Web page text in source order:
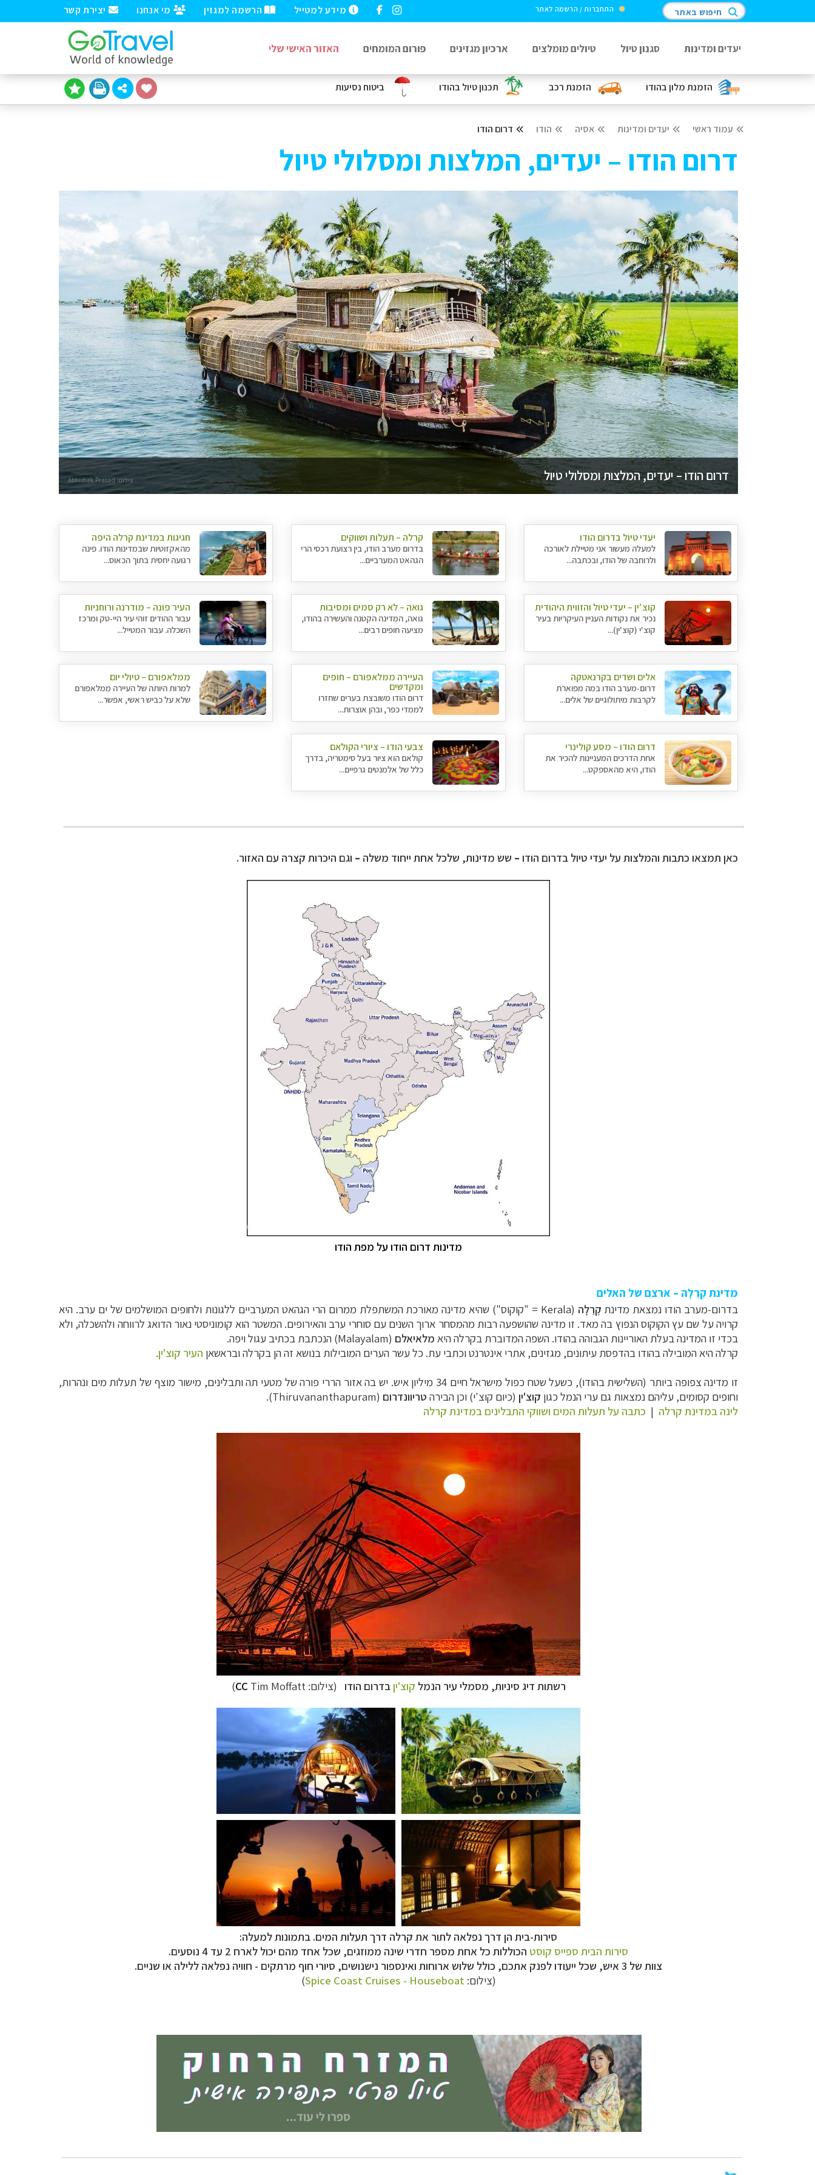
הזמנת מלוןבהודו הזמנת רכב תכנון טיול בהודו ביטוח נסיעות
יצירת קשר מי אנחנו הרשמה למגזין מידע למטייל התחברות / הרשמה לאתר חיפוש באתר
יעדים ומדינות סגנון טיול טיולים מומלצים ארכיון מגזינים פורום המומחים האזור האישי שלי
עמוד ראשי יעדים ומדינות אסיה הודו דרום הודו
דרום הודו – יעדים, המלצות ומסלולי טיול
דרום הודו – יעדים, המלצות ומסלולי טיול צילום: Abhishek Prasad
יעדי טיול בדרום הודו
למעלה מעשור אני מטיילת לאורכה
ולרוחבה של הודו, ובכתבה...
קרלה – תעלות ושווקים
בדרום מערב הודו, בין רצועת רכסי הרי
הגהאט המערביים...
חגיגות במדינת קרלה היפה
מהאקזוטיות שבמדינות הודו. פינה
רגועה יחסית בתוך הכאוס...
קוצ′ין – יעדי טיול והזווית היהודית
נכיר את נקודות העניין העיקריות בעיר
קוצ'י (קוצ'ין)...
גואה – לא רק סמים ומסיבות
גואה, המדינה הקטנה והעשירה בהודו,
מציעה חופים רבים...
העיר פונה – מודרנה ורוחניות
עבור ההודים זוהי עיר היי-טק ומרכז
השכלה. עבור המטייל...
אלים ושדים בקרנאטקה
דרום-מערב הודו במה מפוארת
לקרבות מיתולוגיים של אלים...
העיירה ממלאפורם – חופים
ומקדשים
דרום הודו משובצת בערים שחזרו
לממדי כפר, ובהן אוצרות...
ממלאפורם – טיולי יום
למרות היותה של העיירה ממלאפורם
שלא על כביש ראשי, אפשר...
דרום הודו – מסע קולינרי
אחת הדרכים המעניינות להכיר את
הודו, היא מהאספקט...
צבעי הודו – ציורי הקולאם
קולאם הוא ציור בעל סימטריה, בדרך
כלל של אלמנטים גרפיים...
כאן תמצאו כתבות והמלצות על יעדי טיול בדרום הודו – שש מדינות, שלכל אחת ייחוד משלה – וגם היכרות קצרה עם האזור.
מדינות דרום הודו על מפת הודו
מדינת קֶרַלָה – ארצם של האלים
בדרום-מערב הודו נמצאת מדינת קֶרַלָה (
Kerala = "קוקוס") שהיא מדינה מאורכת המשתפלת ממרום הרי הגהאט המערביים ללגונות ולחופים המושלמים של ים ערב. היא
קרויה על שם עץ הקוקוס הנפוץ בה מאד. זו מדינה שהושפעה רבות מהמסחר ארוך השנים עם סוחרי ערב והאירופים. המשטר הוא קומוניסטי נאור הדואג לרווחה ולהשכלה, ולא
בכדי זו המדינה בעלת האוריינות הגבוהה בהודו. השפה המדוברת בקרלה היא מלאיאלם (Malayalam) הנכתבת בכתיב עגול ויפה.
קרלה היא המובילה בהודו בהדפסת עיתונים, מגזינים, אתרי אינטרנט וכתבי עת. כל עשר הערים המובילות בנושא זה הן בקרלה ובראשאן העיר קוצ'ין.
זו מדינה צפופה ביותר (השלישית בהודו), כשעל שטח כפול מישראל חיים 34 מיליון איש.
יש בה אזור הררי פורה של מטעי תה ותבלינים, מישור מוצף של תעלות מים ונהרות,
וחופים קסומים, עליהם נמצאות גם ערי הנמל כגון קוצ'ין (כיום קוצ'י) וכן הבירה טריוונדרום (Thiruvananthapuram).
לינה במדינת קרלה | כתבה על תעלות המים ושווקי התבלינים במדינת קרלה
רשתות דיג סיניות, מסמלי עיר הנמל קוצ'יןבדרום הודו (צילום: CC Tim Moffatt
)
סירות-בית הן דרך נפלאה לתור את קרלה דרך תעלות המים. בתמונות למעלה:
סירות הבית ספייס קוסט הכוללות כל אחת מספר חדרי שינה ממוזגים, שכל אחד מהם יכול לארח 2 עד 4 נוסעים.
צוות של 3 איש, שכל ייעודו לפנק אתכם, כולל שלוש ארוחות ואינספור נישנושים, סיורי חוף מרתקים - חוויה נפלאה ללילה או שניים.
(צילום:Spice Coast Cruises - Houseboat
)
טיולים למזרח הרחוקלחצו לרשימת יעדים »
תכנוןטיולים לפולינזיה הצרפתיתלחצו לפרטים »
טיולים לאוסטרליה וניו זילנדלחצו לרשימת ההצעות »